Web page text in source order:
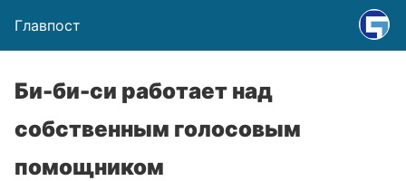
Главпост
Би-би-си работает над
собственным голосовым
помощником